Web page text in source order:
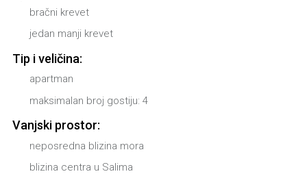
bračni krevet
jedan manji krevet
Tip i veličina:
apartman
maksimalan broj gostiju: 4
Vanjski prostor:
neposredna blizina mora
blizina centra u Salima